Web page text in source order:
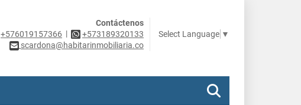
Contáctenos
+576019157366 |
+573189320133
scardona@habitarinmobiliaria.co
Select Language ▼